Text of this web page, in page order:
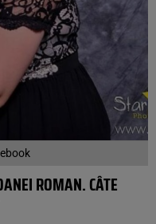
ROMAN. CÂTE